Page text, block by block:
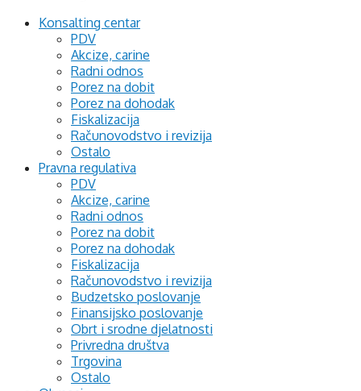
Konsalting centar
PDV
Akcize, carine
Radni odnos
Porez na dobit
Porez na dohodak
Fiskalizacija
Računovodstvo i revizija
Ostalo
Pravna regulativa
PDV
Akcize, carine
Radni odnos
Porez na dobit
Porez na dohodak
Fiskalizacija
Računovodstvo i revizija
Budzetsko poslovanje
Finansijsko poslovanje
Obrt i srodne djelatnosti
Privredna društva
Trgovina
Ostalo